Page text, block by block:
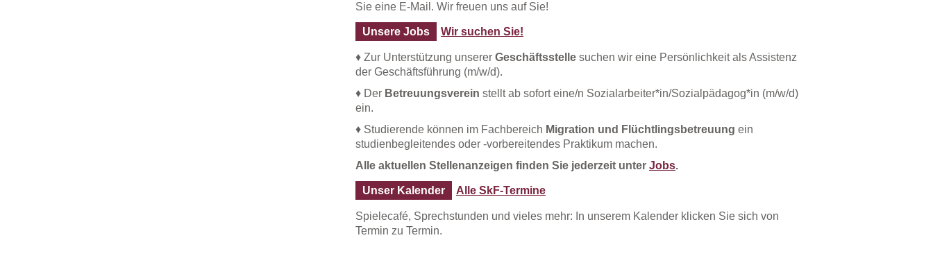
Sie eine E-Mail. Wir freuen uns auf Sie!
Unsere Jobs Wirsuchen Sie!
♦ Zur Unterstützung unserer Geschäftsstellesuchen wir eine Persönlichkeit als Assistenz
der Geschäftsführung (m/w/d).
♦ Der Betreuungsverein stellt ab sofort eine/n Sozialarbeiter*in/Sozialpädagog*in (m/w/d)
ein.
♦ Studierende können im Fachbereich Migration und Flüchtlingsbetreuung ein
studienbegleitendes oder -vorbereitendes Praktikum machen.
Alle aktuellen Stellenanzeigen finden Sie jederzeit unter Jobs.
Unser Kalender Alle SkF-Termine
Spielecafé, Sprechstunden und vieles mehr: In unserem Kalender klicken Sie sich von
Termin zu Termin.